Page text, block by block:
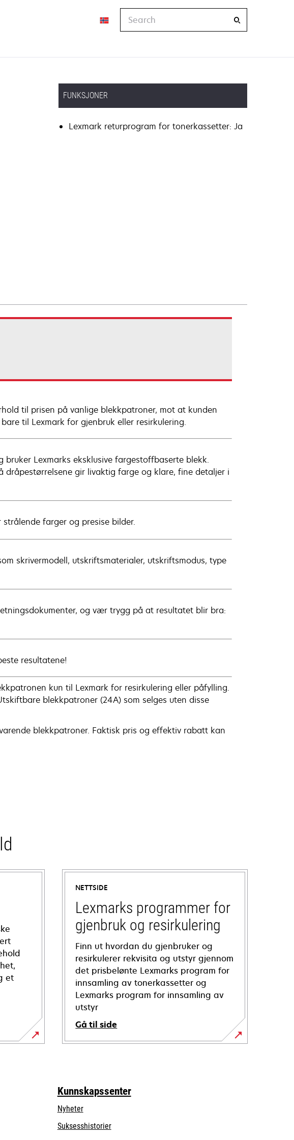
FUNKSJONER
Lexmark returprogram for tonerkassetter: Ja
til prisen på vanlige blekkpatroner, mot at kunden
til Lexmark for gjenbruk eller resirkulering.
Lexmarks eksklusive fargestoffbaserte blekk.
dråpestørrelsene gir livaktig farge og klare, fine detaljer i
farger og presise bilder.
skrivermodell, utskriftsmaterialer, utskriftsmodus, type
og vær trygg på at resultatet blir bra:
resultatene!
kun til Lexmark for resirkulering eller påfylling.
blekkpatroner (24A) som selges uten disse
blekkpatroner. Faktisk pris og effektiv rabatt kan
et
NETTSIDE
Lexmarks programmer for
gjenbruk og resirkulering
Finn ut hvordan du gjenbruker og
resirkulerer rekvisita og utstyr gjennom
det prisbelønte Lexmarks program for
innsamling av tonerkassetter og
Lexmarks program for innsamling av
utstyr
Gå til side
Kunnskapssenter
Nyheter
Suksesshistorier